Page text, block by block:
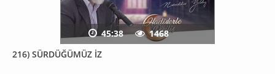
216) SÜRDÜĞÜMÜZ İZ
45:38 1468